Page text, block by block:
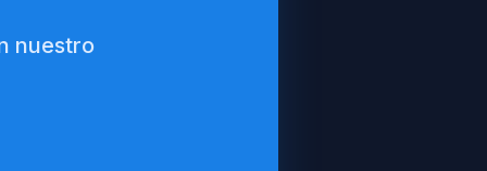
nuestro